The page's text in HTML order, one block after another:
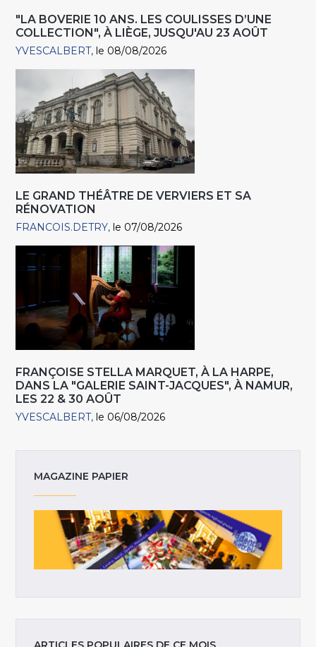
"LA BOVERIE 10 ANS. LES COULISSES D’UNE
COLLECTION", À LIÈGE, JUSQU'AU 23 AOÛT
YVESCALBERT le 08/08/2026
LE GRAND THÉÂTRE DE VERVIERS ET SA
RÉNOVATION
FRANCOIS.DETRY le 07/08/2026
FRANÇOISE STELLA MARQUET, À LA HARPE,
DANS LA "GALERIE SAINT-JACQUES", À NAMUR,
LES 22 & 30 AOÛT
YVESCALBERT le 06/08/2026
MAGAZINE PAPIER